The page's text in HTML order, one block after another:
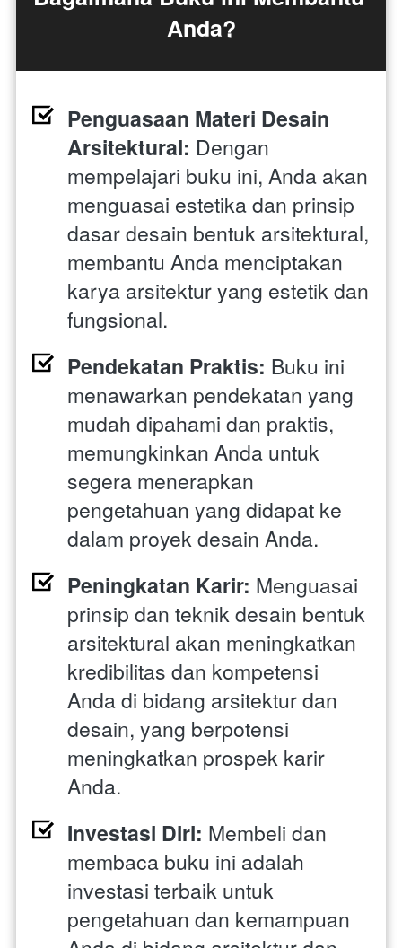
Anda?
Penguasaan Materi Desain
Arsitektural: Dengan
mempelajari buku ini, Anda akan
menguasai estetika dan prinsip
dasar desain bentuk arsitektural,
membantu Anda menciptakan
karya arsitektur yang estetik dan
fungsional.
Pendekatan Praktis: Buku ini
menawarkan pendekatan yang
mudah dipahami dan praktis,
memungkinkan Anda untuk
segera menerapkan
pengetahuan yang didapat ke
dalam proyek desain Anda.
Peningkatan Karir: Menguasai
prinsip dan teknik desain bentuk
arsitektural akan meningkatkan
kredibilitas dan kompetensi
Anda di bidang arsitektur dan
desain, yang berpotensi
meningkatkan prospek karir
Anda.
Investasi Diri: Membeli dan
membaca buku ini adalah
investasi terbaik untuk
pengetahuan dan kemampuan